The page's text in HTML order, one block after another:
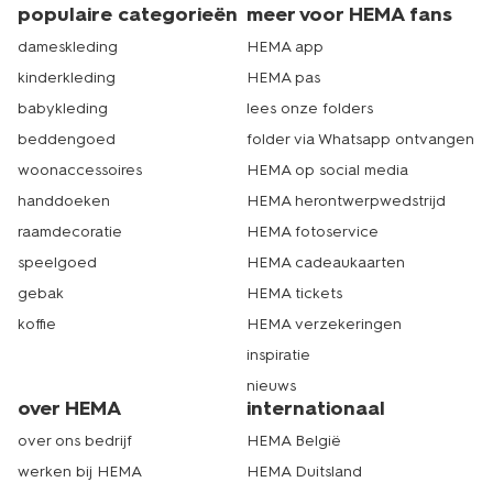
populaire categorieën
dameskleding
kinderkleding
babykleding
beddengoed
woonaccessoires
handdoeken
raamdecoratie
speelgoed
gebak
koffie
meer voor HEMA fans
HEMA app
HEMA pas
lees onze folders
folder via Whatsapp ontvangen
HEMA op social media
HEMA herontwerpwedstrijd
HEMA fotoservice
HEMA cadeaukaarten
HEMA tickets
HEMA verzekeringen
inspiratie
nieuws
over HEMA
over ons bedrijf
werken bij HEMA
internationaal
HEMA België
HEMA Duitsland